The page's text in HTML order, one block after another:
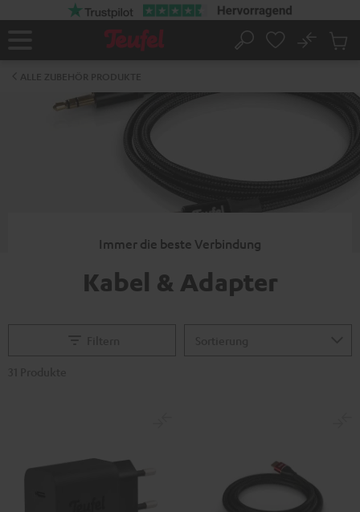
Startseite
Suche
No
Immer die beste Verbindung
Kabel & Adapter